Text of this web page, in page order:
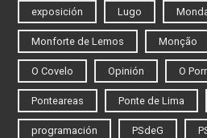
exposición Lugo
Monforte de Lemos Monção
O Covelo Opinión O
Ponteareas Ponte de Lima
programación PSdeG